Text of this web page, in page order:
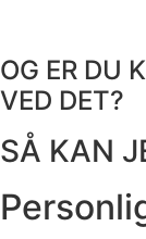
OG ER DU
VED DET?
SÅ KAN